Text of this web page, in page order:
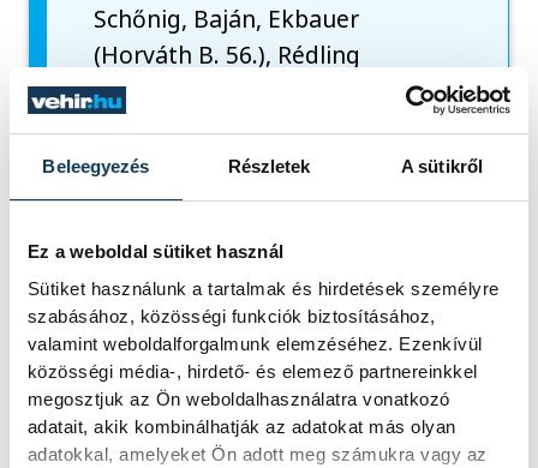
Beleegyezés Részletek A sütikről
Ez a weboldal sütiket használ
Sütiket használunk a tartalmak és hirdetések személyre
szabásához, közösségi funkciók biztosításához,
valamint weboldalforgalmunk elemzéséhez. Ezenkívül
közösségi média-, hirdető- és elemező partnereinkkel
megosztjuk az Ön weboldalhasználatra vonatkozó
adatait, akik kombinálhatják az adatokat más olyan
adatokkal, amelyeket Ön adott meg számukra vagy az
Schőnig, Baján, Ekbauer
(Horváth B. 56.), Rédling
(Molnár L. 81.).
:
Gunther Zsolt.
Bicskei
: Baráth B. – Boda
(Dugolity 46.), Király P., Knolmár
Molnár S.Vezetőedző: Csordás
Csaba.
Gólszerző: Molnár B. (2.),
Rédling K. (68. - 11-esből),
Görgényi (91.)